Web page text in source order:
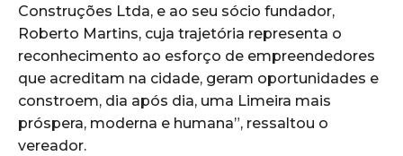
Construções Ltda, e ao seu sócio fundador,
Roberto Martins, cuja trajetória representa o
reconhecimento ao esforço de empreendedores
que acreditam na cidade, geram oportunidades e
constroem, dia após dia, uma Limeira mais
próspera, moderna e humana”, ressaltou o
vereador.